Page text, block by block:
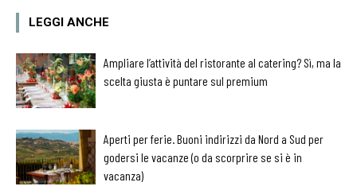
LEGGI ANCHE
Ampliare l’attività del ristorante al catering? Sì, ma la
scelta giusta è puntare sul premium
Aperti per ferie. Buoni indirizzi da Nord a Sud per
godersi le vacanze (o da scorprire se si è in
vacanza)